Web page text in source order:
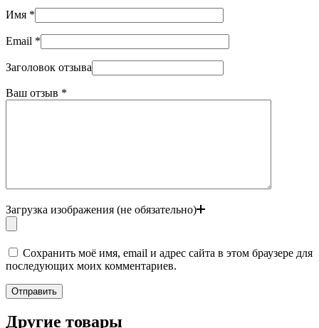
Имя *
Email *
Заголовок отзыва
Ваш отзыв *
Загрузка изображения (не обязательно)
Сохранить моё имя, email и адрес сайта в этом браузере для
последующих моих комментариев.
Отправить
Другие товары